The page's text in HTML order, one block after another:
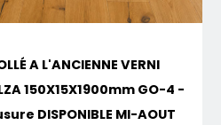
A L'ANCIENNE VERNI
150X15X1900mm GO-4 -
DISPONIBLE MI-AOUT